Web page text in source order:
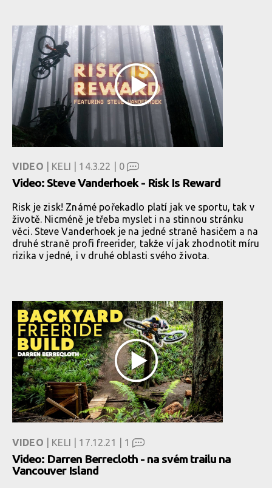
VIDEO | KELI | 14.3.22 | 0
Video: Steve Vanderhoek - Risk Is Reward
Risk je zisk! Známé pořekadlo platí jak ve sportu, tak v
životě. Nicméně je třeba myslet i na stinnou stránku
věci. Steve Vanderhoek je na jedné straně hasičem a na
druhé straně profi freerider, takže ví jak zhodnotit míru
rizika v jedné, i v druhé oblasti svého života.
VIDEO | KELI | 17.12.21 | 1
Video: Darren Berrecloth - na svém trailu na
Vancouver Island